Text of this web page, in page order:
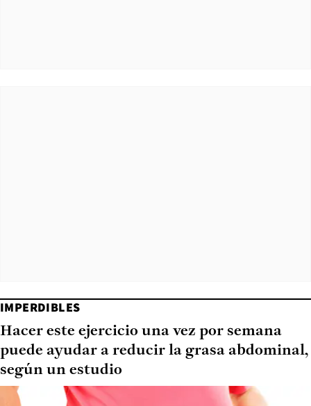
IMPERDIBLES
Hacer este ejercicio una vez por semana
puede ayudar a reducir la grasa abdominal,
según un estudio